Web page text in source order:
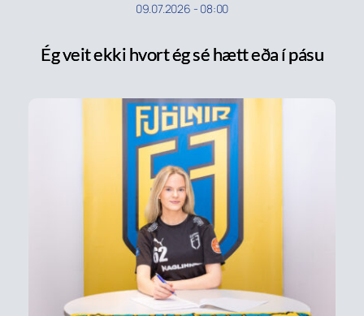
09.07.2026 - 08:00
Ég veit ekki hvort ég sé hætt eða í pásu